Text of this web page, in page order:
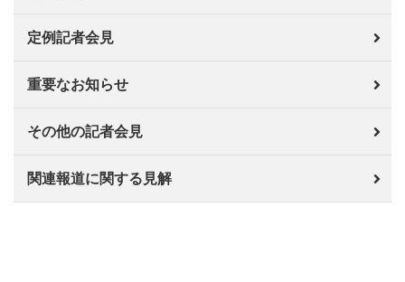
定例記者会見
重要なお知らせ
その他の記者会見
関連報道に関する見解